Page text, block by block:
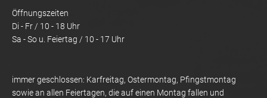
Öffnungszeiten
Di - Fr / 10 - 18 Uhr
Sa - So u. Feiertag / 10 - 17 Uhr
immer geschlossen: Karfreitag, Ostermontag, Pfingstmontag
sowie an allen Feiertagen, die auf einen Montag fallen und